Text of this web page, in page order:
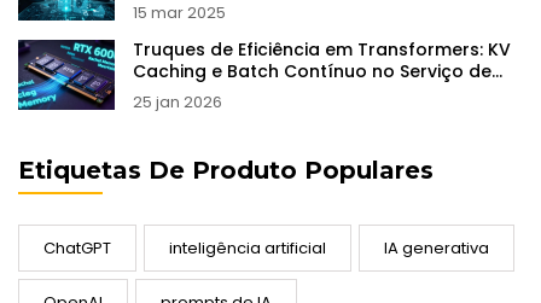
15 mar 2025
Truques de Eficiência em Transformers: KV
Caching e Batch Contínuo no Serviço de
LLMs
25 jan 2026
Etiquetas De Produto Populares
ChatGPT inteligência artificial IA generativa